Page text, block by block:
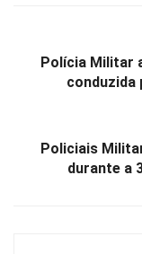
Polícia Militar
conduzida
Policiais
durante a